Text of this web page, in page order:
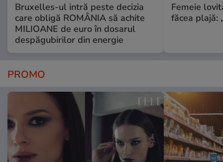
Bruxelles-ul intră peste decizia
care obligă ROMÂNIA să achite
MILIOANE de euro în dosarul
despăgubirilor din energie
Femeie
făcea plajă:
PROMO